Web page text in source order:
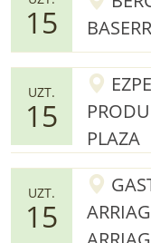
15
UZT.
15
PLAZA
UZT.
15